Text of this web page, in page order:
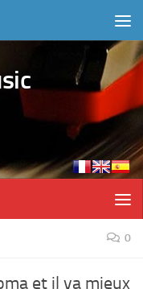
0
et il va mieux